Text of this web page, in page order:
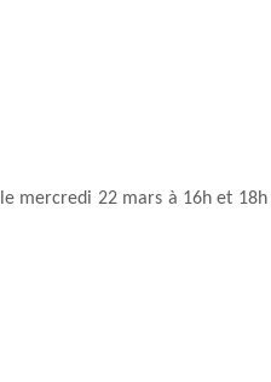
mercredi 22 mars à 16h et 18h